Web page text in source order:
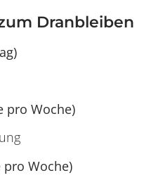
Dranbleiben
pro Woche)
pro Woche)